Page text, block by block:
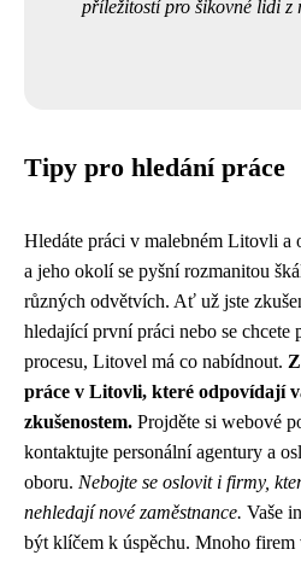
příležitostí pro šikovné lidi z
Tipy pro hledání práce
Hledáte práci v malebném Litovli
a jeho okolí se pyšní rozmanitou
různých odvětvích. Ať už jste
hledající první práci nebo se chcete
procesu, Litovel má co nabídnout.
práce v Litovli, které odpovídají
zkušenostem. Projděte si webové
kontaktujte personální agentury a
oboru. Nebojte se oslovit i firmy,
nehledají nové zaměstnance. Vaše
být klíčem k úspěchu. Mnoho